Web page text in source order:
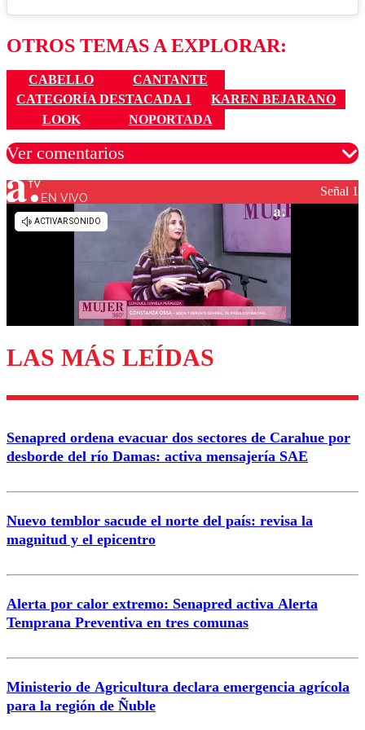
OTROS TEMAS A EXPLORAR:
CABELLO
CANTANTE
CATEGORÍA DESTACADA 1
KAREN BEJARANO
LOOK
NOPORTADA
Ver comentarios
Los comentarios son moderados para garantizar un
diálogo respetuoso.
Enviar comentario
EN VIVO Señal 1
LAS MÁS LEÍDAS
Senapred ordena evacuar dos sectores de Carahue por
desborde del río Damas: activa mensajería SAE
Nuevo temblor sacude el norte del país: revisa la
magnitud y el epicentro
Alerta por calor extremo: Senapred activa Alerta
Temprana Preventiva en tres comunas
Ministerio de Agricultura declara emergencia agrícola
para la región de Ñuble